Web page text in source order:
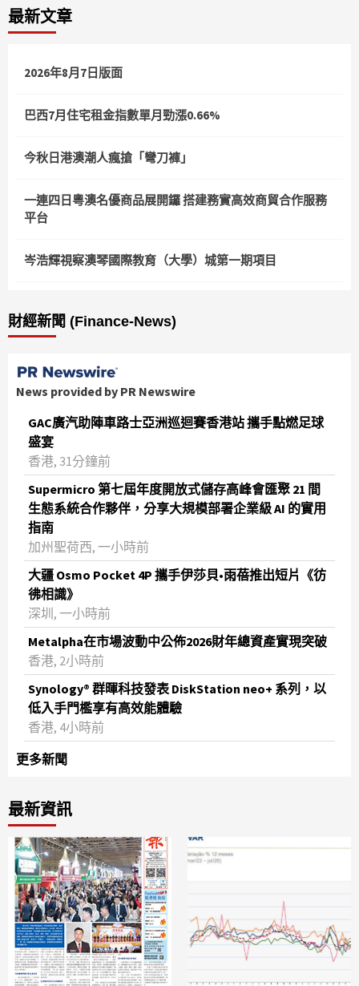
最新文章
2026年8月7日版面
巴西7月住宅租金指數單月勁漲0.66%
今秋日港澳潮人瘋搶「彎刀褲」
一連四日粵澳名優商品展開鑼 搭建務實高效商貿合作服務
平台
岑浩輝視察澳琴國際教育（大學）城第一期項目
財經新聞 (Finance-News)
News provided by PR Newswire
GAC廣汽助陣車路士亞洲巡迴賽香港站 攜手點燃足球
盛宴
香港, 31分鐘前
Supermicro 第七屆年度開放式儲存高峰會匯聚 21 間
生態系統合作夥伴，分享大規模部署企業級 AI 的實用
指南
加州聖荷西, 一小時前
大疆 Osmo Pocket 4P 攜手伊莎貝•雨蓓推出短片《彷
彿相識》
深圳, 一小時前
Metalpha在市場波動中公佈2026財年總資產實現突破
‌香港, 2小時前
Synology® 群暉科技發表 DiskStation neo+ 系列，以
低入手門檻享有高效能體驗
香港, 4小時前
更多新聞
最新資訊